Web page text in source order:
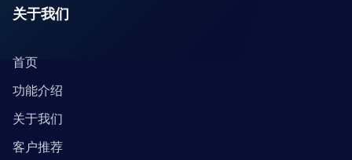
关于我们
首页
功能介绍
关于我们
客户推荐